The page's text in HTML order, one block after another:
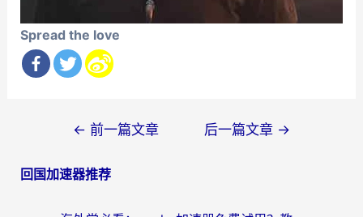
Spread the love
导
← 前一篇文章 后一篇文章 →
回国加速器推荐